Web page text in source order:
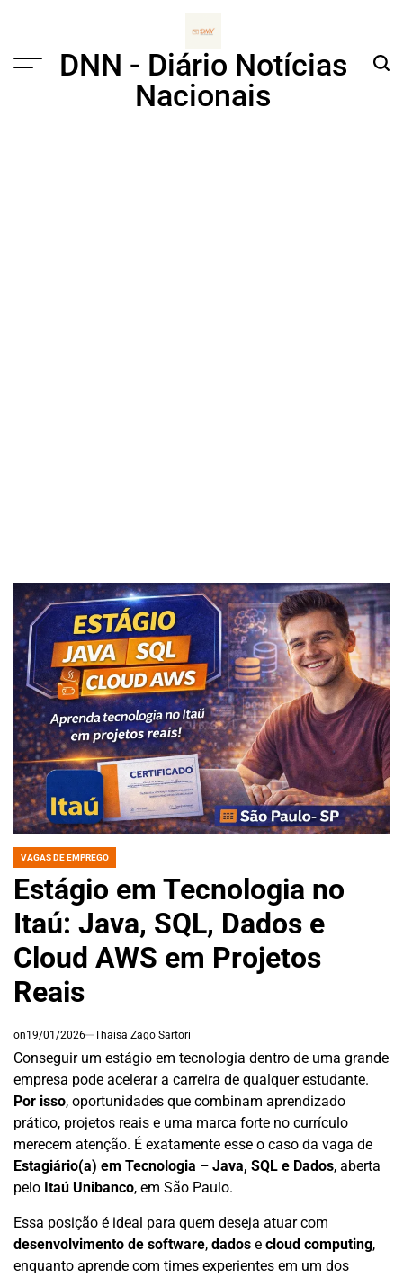
Menu
DNN - Diário Notícias
Nacionais
POSTED
VAGAS DE EMPREGO
Estágio em Tecnologia no
Itaú: Java, SQL, Dados e
Cloud AWS em Projetos
Reais
on19/01/2026 Thaisa Zago Sartori
Conseguir um estágio em tecnologia dentro de uma grande
empresa pode acelerar a carreira de qualquer estudante.
Por isso, oportunidades que combinam aprendizado
prático, projetos reais e uma marca forte no currículo
merecem atenção. É exatamente esse o caso da vaga de
Estagiário(a) em Tecnologia – Java, SQL e Dados, aberta
pelo Itaú Unibanco, em São Paulo.
Essa posição é ideal para quem deseja atuar com
desenvolvimento de software, dados e cloud computing,
enquanto aprende com times experientes em um dos